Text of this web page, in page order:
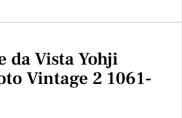
da Vista Yohji
Vintage 2 1061-